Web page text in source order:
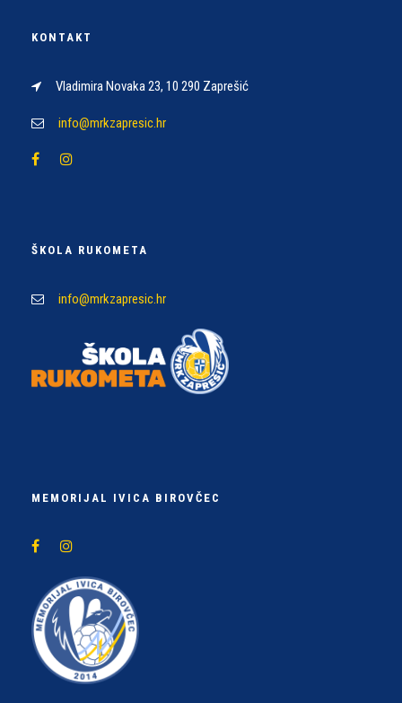
KONTAKT
Vladimira Novaka 23, 10 290 Zaprešić
info@mrkzapresic.hr
ŠKOLA RUKOMETA
info@mrkzapresic.hr
MEMORIJAL IVICA BIROVČEC